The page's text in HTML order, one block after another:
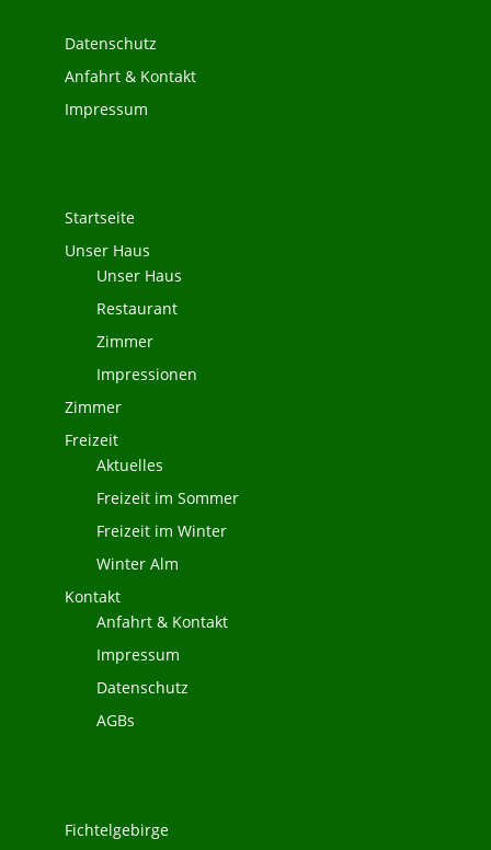
Datenschutz
Anfahrt & Kontakt
Impressum
Startseite
Unser Haus
Unser Haus
Restaurant
Zimmer
Impressionen
Zimmer
Freizeit
Aktuelles
Freizeit im Sommer
Freizeit im Winter
Winter Alm
Kontakt
Anfahrt & Kontakt
Impressum
Datenschutz
AGBs
Fichtelgebirge